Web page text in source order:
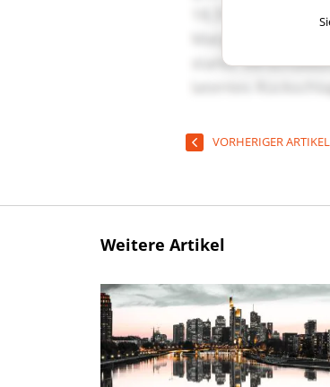
VORHERIGER ARTIKEL
Weitere Artikel